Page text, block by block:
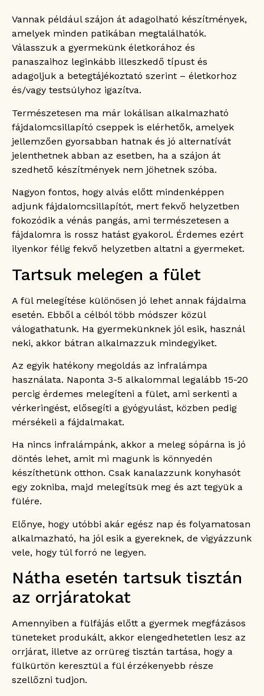
Vannak például szájon át adagolható készítmények,
amelyek minden patikában megtalálhatók.
Válasszuk a gyermekünk életkorához és
panaszaihoz leginkább illeszkedő típust és
adagoljuk a betegtájékoztató szerint – életkorhoz
és/vagy testsúlyhoz igazítva.
Természetesen ma már lokálisan alkalmazható
fájdalomcsillapító cseppek is elérhetők, amelyek
jellemzően gyorsabban hatnak és jó alternatívát
jelenthetnek abban az esetben, ha a szájon át
szedhető készítmények nem jöhetnek szóba.
Nagyon fontos, hogy alvás előtt mindenképpen
adjunk fájdalomcsillapítót, mert fekvő helyzetben
fokozódik a vénás pangás, ami természetesen a
fájdalomra is rossz hatást gyakorol. Érdemes ezért
ilyenkor félig fekvő helyzetben altatni a gyermeket.
Tartsuk melegen a fület
A fül melegítése különösen jó lehet annak fájdalma
esetén. Ebből a célból több módszer közül
válogathatunk. Ha gyermekünknek jól esik, használ
neki, akkor bátran alkalmazzuk mindegyiket.
Az egyik hatékony megoldás az infralámpa
használata. Naponta 3-5 alkalommal legalább 15-20
percig érdemes melegíteni a fület, ami serkenti a
vérkeringést, elősegíti a gyógyulást, közben pedig
mérsékeli a fájdalmakat.
Ha nincs infralámpánk, akkor a meleg sópárna is jó
döntés lehet, amit mi magunk is könnyedén
készíthetünk otthon. Csak kanalazzunk konyhasót
egy zokniba, majd melegítsük meg és azt tegyük a
fülére.
Előnye, hogy utóbbi akár egész nap és folyamatosan
alkalmazható, ha jól esik a gyereknek, de vigyázzunk
vele, hogy túl forró ne legyen.
Nátha esetén tartsuk tisztán
az orrjáratokat
Amennyiben a fülfájás előtt a gyermek megfázásos
tüneteket produkált, akkor elengedhetetlen lesz az
orrjárat, illetve az orrüreg tisztán tartása, hogy a
fülkürtön keresztül a fül érzékenyebb része
szellőzni tudjon.